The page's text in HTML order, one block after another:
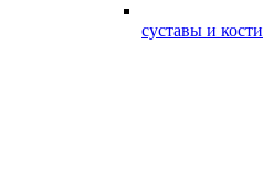
суставы и кости